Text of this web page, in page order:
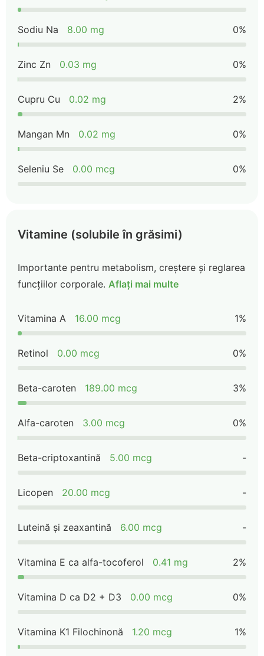
Sodiu Na 8.00 mg 0%
Zinc Zn 0.03 mg 0%
Cupru Cu 0.02 mg 2%
Mangan Mn 0.02 mg 0%
Seleniu Se 0.00 mcg 0%
Vitamine (solubile în grăsimi)
Importante pentru metabolism, creștere și reglarea
funcțiilor corporale. Aflați mai multe
Vitamina A 16.00 mcg 1%
Retinol 0.00 mcg 0%
Beta-caroten 189.00 mcg 3%
Alfa-caroten 3.00 mcg 0%
Beta-criptoxantină 5.00 mcg -
Licopen 20.00 mcg -
Luteină și zeaxantină 6.00 mcg -
Vitamina E ca alfa-tocoferol 0.41 mg 2%
Vitamina D ca D2 + D3 0.00 mcg 0%
Vitamina K1 Filochinonă 1.20 mcg 1%